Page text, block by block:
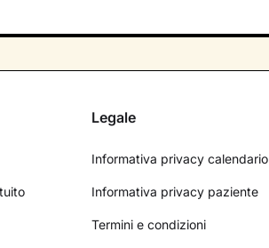
Legale
Informativa privacy calendario
Informativa privacy paziente
Termini e condizioni